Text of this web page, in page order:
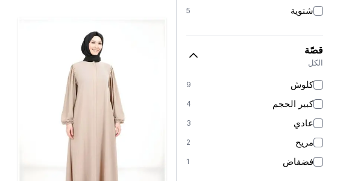
شتوية 5
قصّة
الكل
كلوش 9
كبير الحجم 4
عادي 3
مريح 2
فضفاض 1